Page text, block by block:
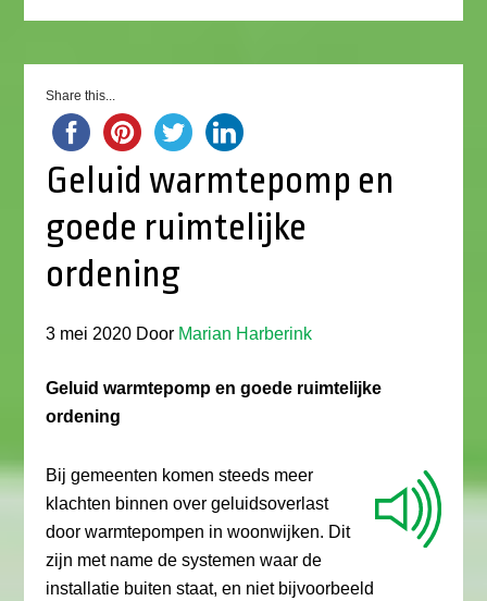
Share this...
Geluid warmtepomp en
goede ruimtelijke
ordening
3 mei 2020 Door Marian Harberink
Geluid warmtepomp en goede ruimtelijke
ordening
Bij gemeenten komen steeds meer
klachten binnen over geluidsoverlast
door warmtepompen in woonwijken. Dit
zijn met name de systemen waar de
installatie buiten staat, en niet bijvoorbeeld